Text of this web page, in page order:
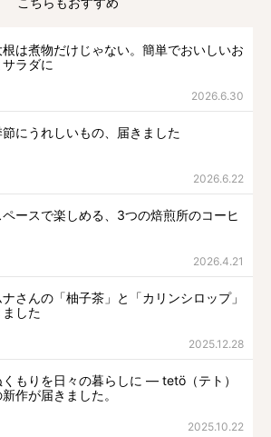
は煮物だけじゃない。簡単でおいしいお
ラダに
2026.6.30
にうれしいもの、届きました
2026.6.22
ースで楽しめる、3つの焙煎所のコーヒ
2026.4.21
さんの「柚子茶」と「カリンシロップ」
した
2025.12.28
もりを日々の暮らしに ― tetö（テト）
作が届きました。
2025.10.22